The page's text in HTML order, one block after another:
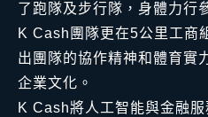
了跑隊及步行隊，身體力行
K Cash團隊更在5公里工商
出團隊的協作精神和體育實
企業文化。
K Cash將人工智能與金融